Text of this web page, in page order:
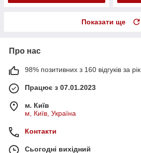
Показати ще
Про нас
98% позитивних з 160 відгуків за рік
Працює з 07.01.2023
м. Київ
м, Київ, Україна
Контакти
Сьогодні вихідний